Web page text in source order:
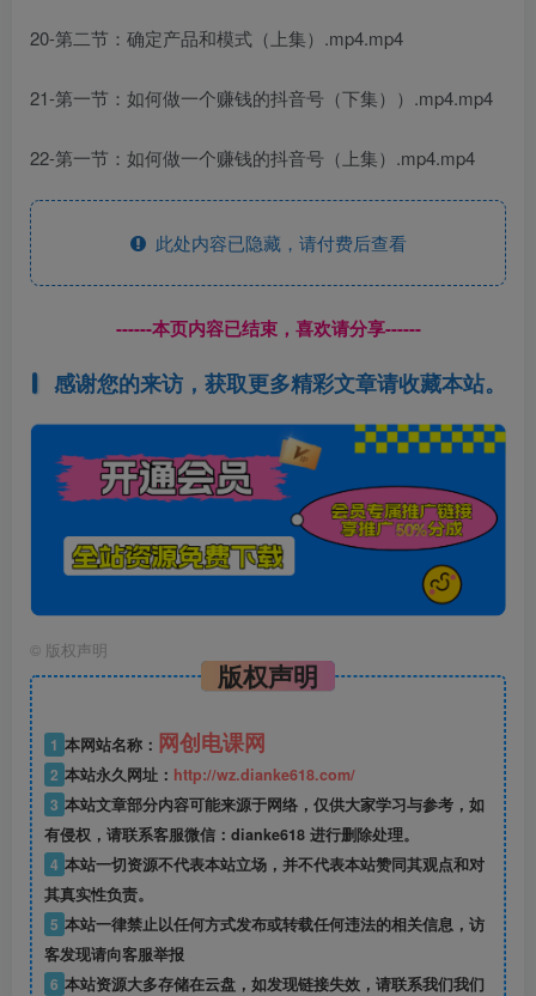
20-第二节：确定产品和模式（上集）.mp4.mp4
21-第一节：如何做一个赚钱的抖音号（下集））.mp4.mp4
22-第一节：如何做一个赚钱的抖音号（上集）.mp4.mp4
此处内容已隐藏，请付费后查看
------本页内容已结束，喜欢请分享------
感谢您的来访，获取更多精彩文章请收藏本站。
© 版权声明
版权声明
1 本网站名称： 网创电课网
2 本站永久网址： http://wz.dianke618.com/
3 本站文章部分内容可能来源于网络，仅供大家学习与参考，如
有侵权，请联系客服微信：dianke618 进行删除处理。
4 本站一切资源不代表本站立场，并不代表本站赞同其观点和对
其真实性负责。
5 本站一律禁止以任何方式发布或转载任何违法的相关信息，访
客发现请向客服举报
6 本站资源大多存储在云盘，如发现链接失效，请联系我们我们